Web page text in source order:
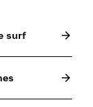
surf